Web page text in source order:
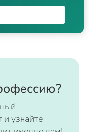
узнайте,